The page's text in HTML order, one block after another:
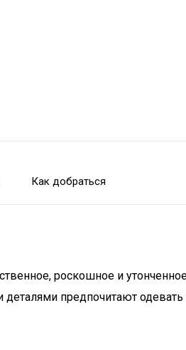
Как добраться
роскошное и
предпочитают одевать